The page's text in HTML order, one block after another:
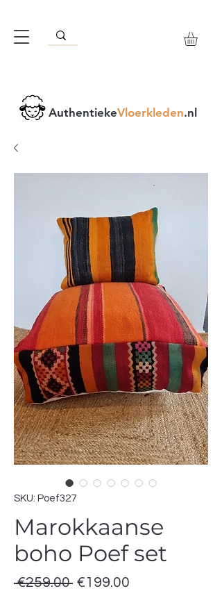
AuthentiekeVloerkleden.nl
SKU: Poef327
Marokkaanse
boho Poef set
€259.00 Regular
€199.00